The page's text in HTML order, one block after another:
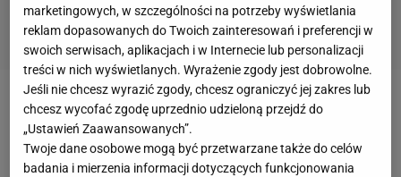
Podczasmeczupomiędzy University of Concepcion
a Fernandez Vial na drugim poziomie
rozgrywkowym w Chile doszło do niecodziennej
marketingowych, w szczególności na potrzeby wyświetlania
reklam dopasowanych do Twoich zainteresowań i preferencji w
swoich serwisach, aplikacjach i w Internecie lub personalizacji
treści w nich wyświetlanych. Wyrażenie zgody jest dobrowolne.
Jeśli nie chcesz wyrazić zgody, chcesz ograniczyć jej zakres lub
chcesz wycofać zgodę uprzednio udzieloną przejdź do
„Ustawień Zaawansowanych”.
Twoje dane osobowe mogą być przetwarzane także do celów
badania i mierzenia informacji dotyczących funkcjonowania